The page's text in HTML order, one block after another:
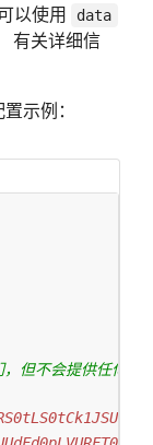
以使用 data
有关详细信
示例：
但不会提供任何有